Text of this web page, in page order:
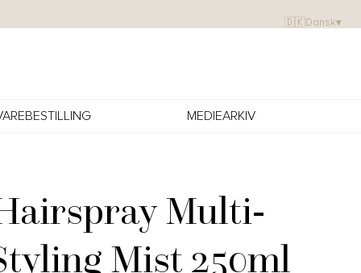
🇩🇰Dansk▾
MEDIEARKIV
Multi-
Mist 250ml